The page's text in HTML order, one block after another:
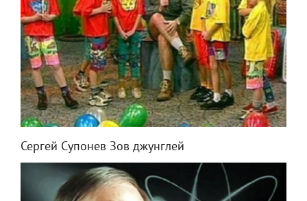
Сергей Супонев Зов джунглей